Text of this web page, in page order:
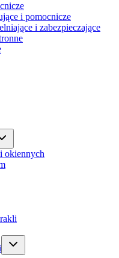
i pomocnicze
i zabezpieczające
okiennych